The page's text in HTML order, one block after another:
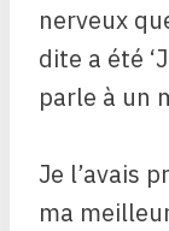
nerveux
dite a été
parle à un
Je l’avais
ma